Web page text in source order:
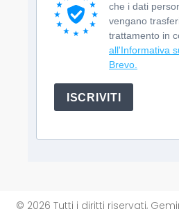
che i dati
vengano
trattamento in
all'Informativa
Brevo.
ISCRIVITI
© 2026 Tutti i diritti riservati,